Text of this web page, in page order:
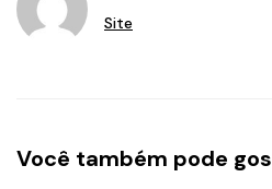
Site
Você também pode
publicidade em brasilia/